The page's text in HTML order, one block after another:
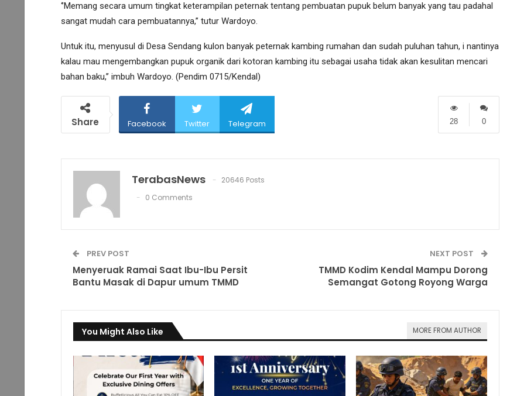
‘’Memang secara umum tingkat keterampilan peternak tentang pembuatan pupuk belum banyak yang tau padahal
sangat mudah cara pembuatannya,’’ tutur Wardoyo.
Untuk itu, menyusul di Desa Sendang kulon banyak peternak kambing rumahan dan sudah puluhan tahun, i nantinya
kalau mau mengembangkan pupuk organik dari kotoran kambing itu sebagai usaha tidak akan kesulitan mencari
bahan baku,’’ imbuh Wardoyo. (Pendim 0715/Kendal)
0
28
Share Facebook Twitter Telegram
TerabasNews
20646 Posts
0 Comments
PREV POST
Menyeruak Ramai Saat Ibu-Ibu Persit
Bantu Masak di Dapur umum TMMD
NEXT POST
TMMD Kodim Kendal Mampu Dorong
Semangat Gotong Royong Warga
You Might Also Like MORE FROM AUTHOR